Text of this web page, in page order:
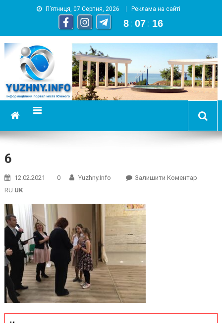
П’ятниця, 07 Серпня, 2026 Реклама на сайті
8 : 07 : 16
YUZHNY.INFO
информационный портал города Южный
6
12.02.2021 0 Yuzhny.info Залишити КоментарOn
RU UK